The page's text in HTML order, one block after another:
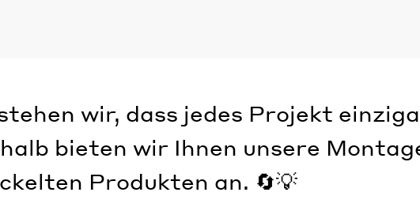
wir, dass jedes Projekt
bieten wir Ihnen unsere
Produkten an. 🔄💡